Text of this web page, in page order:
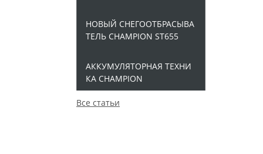
НОВЫЙ СНЕГООТБРАСЫВА
ТЕЛЬ CHAMPION ST655
АККУМУЛЯТОРНАЯ ТЕХНИ
КА CHAMPION
Все статьи